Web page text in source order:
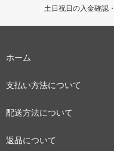
土日祝日の入金確認
ホーム
支払い方法について
配送方法について
返品について